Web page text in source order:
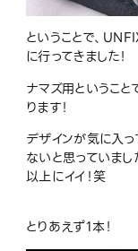
ということで、
に行ってきました！
ナマズ用というこ
ります！
デザインが気に入
ないと思っていまし
以上にイイ！笑
とりあえず1本！